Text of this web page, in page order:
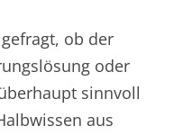
ob der
oder
sinnvoll
aus